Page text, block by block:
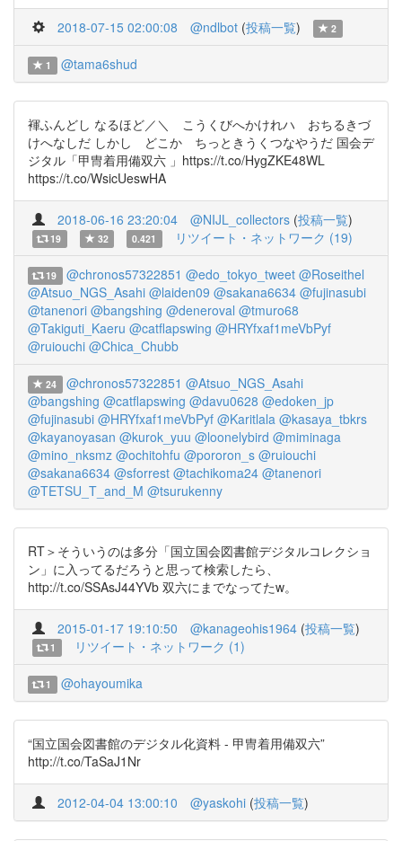
2018-07-15 02:00:08 @ndlbot (投稿一覧) 2
1 @tama6shud
褌ふんどし なるほど／＼ こうくびへかけれハ おちるきづ
けへなしだ しかし どこか ちっときうくつなやうだ 国会デ
ジタル「甲冑着用備双六 」https://t.co/HygZKE48WL
https://t.co/WsicUeswHA
2018-06-16 23:20:04 @NIJL_collectors (投稿一覧)
19 32 0.421 リツイート・ネットワーク (19)
19 @chronos57322851 @edo_tokyo_tweet @Roseithel
@Atsuo_NGS_Asahi @laiden09 @sakana6634 @fujinasubi
@tanenori @bangshing @deneroval @tmuro68
@Takiguti_Kaeru @catflapswing @HRYfxaf1meVbPyf
@ruiouchi @Chica_Chubb
24 @chronos57322851 @Atsuo_NGS_Asahi
@bangshing @catflapswing @davu0628 @edoken_jp
@fujinasubi @HRYfxaf1meVbPyf @Karitlala @kasaya_tbkrs
@kayanoyasan @kurok_yuu @loonelybird @miminaga
@mino_nksmz @ochitohfu @pororon_s @ruiouchi
@sakana6634 @sforrest @tachikoma24 @tanenori
@TETSU_T_and_M @tsurukenny
RT＞そういうのは多分「国立国会図書館デジタルコレクショ
ン」に入ってるだろうと思って検索したら、
http://t.co/SSAsJ44YVb 双六にまでなってたw。
2015-01-17 19:10:50 @kanageohis1964 (投稿一覧)
1 リツイート・ネットワーク (1)
1 @ohayoumika
“国立国会図書館のデジタル化資料 - 甲冑着用備双六”
http://t.co/TaSaJ1Nr
2012-04-04 13:00:10 @yaskohi (投稿一覧)